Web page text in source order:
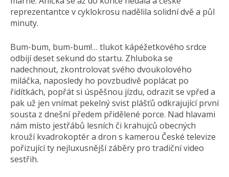
reprezentantce v cyklokrosu nadělila solidní dvě a půl
minuty.
Bum-bum, bum-bum!… tlukot kápéžetkového srdce
odbijí deset sekund do startu. Zhluboka se
nadechnout, zkontrolovat svého dvoukolového
miláčka, naposledy ho povzbudivě poplácat po
řidítkách, popřát si úspěšnou jízdu, odrazit se vpřed a
pak už jen vnímat pekelný svist plášťů odkrajující první
sousta z dnešní předem přidělené porce. Nad hlavami
nám místo jestřábů lesních či krahujců obecných
krouží kvadrokoptér a dron s kamerou České televize
pořizující ty nejluxusnější záběry pro tradiční video
sestřih.